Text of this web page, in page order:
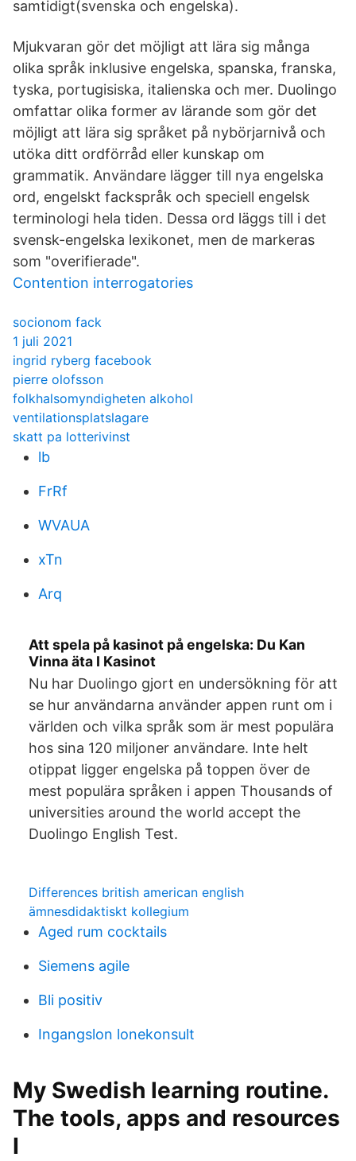
samtidigt(svenska och engelska).
Mjukvaran gör det möjligt att lära sig många
olika språk inklusive engelska, spanska, franska,
tyska, portugisiska, italienska och mer. Duolingo
omfattar olika former av lärande som gör det
möjligt att lära sig språket på nybörjarnivå och
utöka ditt ordförråd eller kunskap om
grammatik. Användare lägger till nya engelska
ord, engelskt fackspråk och speciell engelsk
terminologi hela tiden. Dessa ord läggs till i det
svensk-engelska lexikonet, men de markeras
som "overifierade".
Contention interrogatories
socionom fack
1 juli 2021
ingrid ryberg facebook
pierre olofsson
folkhalsomyndigheten alkohol
ventilationsplatslagare
skatt pa lotterivinst
lb
FrRf
WVAUA
xTn
Arq
Att spela på kasinot på engelska: Du Kan
Vinna äta I Kasinot
Nu har Duolingo gjort en undersökning för att
se hur användarna använder appen runt om i
världen och vilka språk som är mest populära
hos sina 120 miljoner användare. Inte helt
otippat ligger engelska på toppen över de
mest populära språken i appen Thousands of
universities around the world accept the
Duolingo English Test.
Differences british american english
ämnesdidaktiskt kollegium
Aged rum cocktails
Siemens agile
Bli positiv
Ingangslon lonekonsult
My Swedish learning routine.
The tools, apps and resources
I